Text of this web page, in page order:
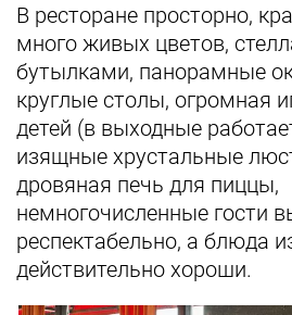
В ресторане просторно,
много живых цветов,
бутылками, панорамные
круглые столы, огромная
детей (в выходные
изящные хрустальные
дровяная печь для пиццы,
немногочисленные гости
респектабельно, а блюда
действительно хороши.